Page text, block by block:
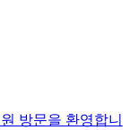
방문을 환영합니